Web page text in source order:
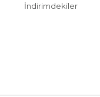
İndirimdekiler